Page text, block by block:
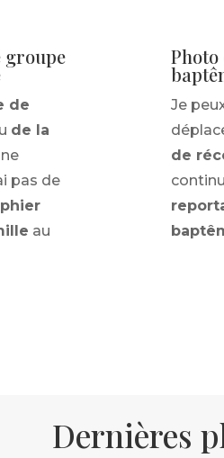
groupe
de
de la
pas de
au
Photo
Je
de
Dernières